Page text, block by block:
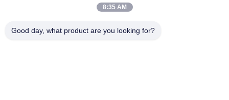
8:35 AM
Good day, what product are you looking for?